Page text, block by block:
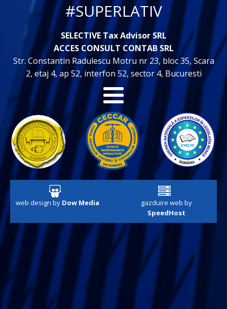
#SUPERLATIV
SELECTIVE Tax Advisor SRL
ACCES CONSULT CONTAB SRL
Str. Constantin Radulescu Motru nr 23, bloc 35, Scara
2, etaj 4, ap 52, interfon 52, sector 4, Bucuresti
web design by Dow Media
gazduire web by
SpeedHost